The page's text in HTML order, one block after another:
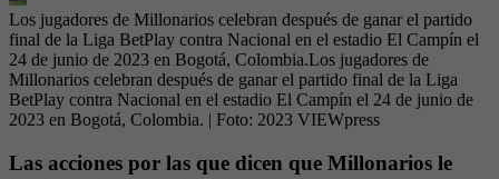
Los jugadores de Millonarios celebran después de ganar el partido
final de la Liga BetPlay contra Nacional en el estadio El Campín el
24 de junio de 2023 en Bogotá, Colombia.Los jugadores de
Millonarios celebran después de ganar el partido final de la Liga
BetPlay contra Nacional en el estadio El Campín el 24 de junio de
2023 en Bogotá, Colombia. | Foto: 2023 VIEWpress
Las acciones por las que dicen que Millonarios le